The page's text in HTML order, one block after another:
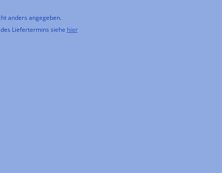
anders angegeben.
Liefertermins siehe hier